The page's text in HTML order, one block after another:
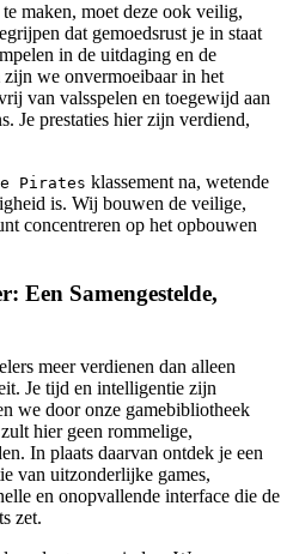
maken, moet deze ook veilig,
dat gemoedsrust je in staat
in de uitdaging en de
we onvermoeibaar in het
van valsspelen en toegewijd aan
Je prestaties hier zijn verdiend,
Pirates klassement na, wetende
is. Wij bouwen de veilige,
concentreren op het opbouwen
Een Samengestelde,
meer verdienen dan alleen
Je tijd en intelligentie zijn
we door onze gamebibliotheek
hier geen rommelige,
In plaats daarvan ontdek je een
van uitzonderlijke games,
en onopvallende interface die de
zet.